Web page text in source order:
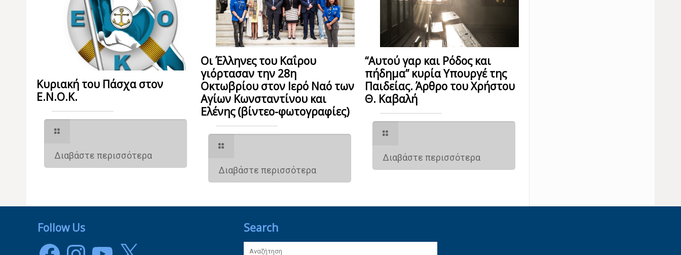
Κυριακή του Πάσχα στον
Ε.Ν.Ο.Κ.
Διαβάστε περισσότερα
Οι Έλληνες του Καΐρου
γιόρτασαν την 28η
Οκτωβρίου στον Ιερό Ναό των
Αγίων Κωνσταντίνου και
Ελένης (βίντεο-φωτογραφίες)
Διαβάστε περισσότερα
“Αυτού γαρ και Ρόδος και
πήδημα” κυρία Υπουργέ της
Παιδείας. Άρθρο του Χρήστου
Θ. Καβαλή
Διαβάστε περισσότερα
Follow Us
FacebookInstagramYouTube
X
Search